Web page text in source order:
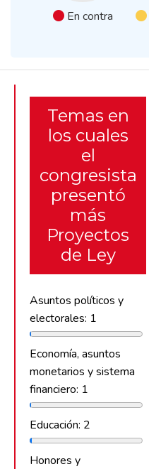
En contra
Temas en
los cuales
el
congresista
presentó
más
Proyectos
de Ley
Asuntos políticos y
electorales: 1
Economía, asuntos
monetarios y sistema
financiero: 1
Educación: 2
Honores y